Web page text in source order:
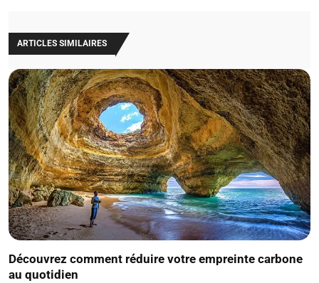
ARTICLES SIMILAIRES
Découvrez comment réduire votre empreinte carbone
au quotidien